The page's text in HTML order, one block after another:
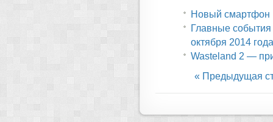
Новый смартфон
Главные
октября 2014 года
Wasteland 2 —
« Предыдущая